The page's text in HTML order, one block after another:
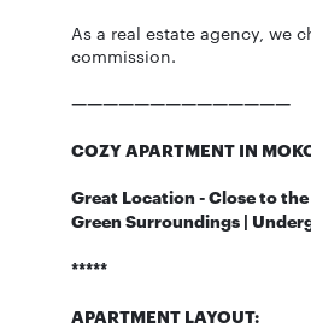
As a real estate agency, we
commission.
——————————————
COZY APARTMENT IN
Great Location - Close to
Green Surroundings |
*****
APARTMENT LAYOUT: